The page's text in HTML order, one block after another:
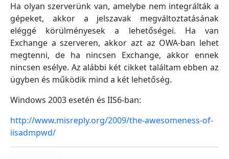
Ha olyan szerverünk van, amelybe nem integrálták a
gépeket, akkor a jelszavak megváltoztatásának
eléggé körülményesek a lehetőségei. Ha van
Exchange a szerveren, akkor azt az OWA-ban lehet
megtenni, de ha nincsen Exchange, akkor ennek
nincsen esélye. Az alábbi két cikket találtam ebben az
ügyben és működik mind a két lehetőség.
Windows 2003 esetén és IIS6-ban:
http://www.misreply.org/2009/the-awesomeness-of-
iisadmpwd/